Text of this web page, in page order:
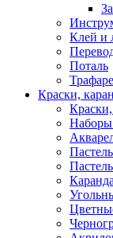
Клей и
Поталь
Краски,
Наборы
Пастель